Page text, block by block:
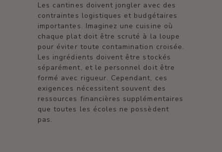
Les cantines doivent jongler avec des
contraintes logistiques et budgétaires
importantes. Imaginez une cuisine où
chaque plat doit être scruté à la loupe
pour éviter toute contamination croisée.
Les ingrédients doivent être stockés
séparément, et le personnel doit être
formé avec rigueur. Cependant, ces
exigences nécessitent souvent des
ressources financières supplémentaires
que toutes les écoles ne possèdent
pas.